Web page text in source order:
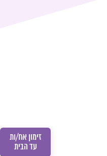
זימון אח/ות
עד הבית